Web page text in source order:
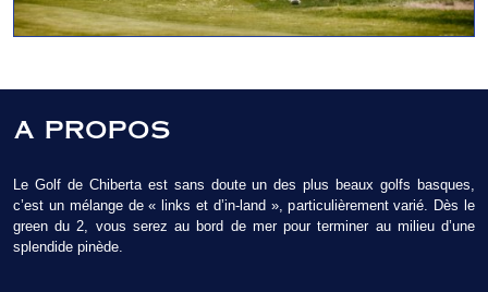
A PROPOS
Le Golf de Chiberta est sans doute un des plus beaux golfs basques,
c’est un mélange de « links et d’in-land », particulièrement varié. Dès le
green du 2, vous serez au bord de mer pour terminer au milieu d’une
splendide pinède.